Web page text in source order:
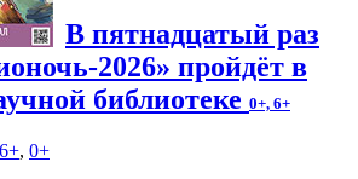
В пятнадцатый раз
2026» пройдёт в
библиотеке 0+, 6+
6+, 0+